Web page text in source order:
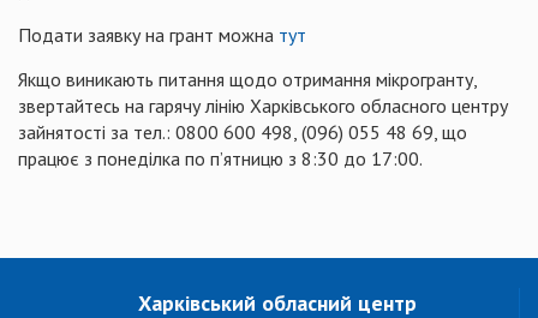
Подати заявку на грант можна тут
Якщо виникають питання щодо отримання мікрогранту,
звертайтесь на гарячу лінію Харківського обласного центру
зайнятості за тел.: 0800 600 498, (096) 055 48 69, що
працює з понеділка по п’ятницю з 8:30 до 17:00.
Харківський обласний центр